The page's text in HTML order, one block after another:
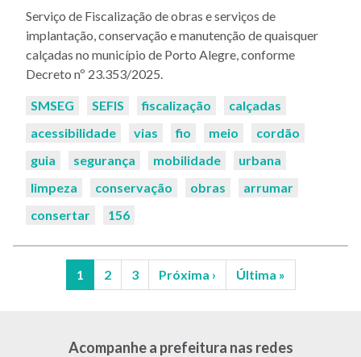
Serviço de Fiscalização de obras e serviços de
implantação, conservação e manutenção de quaisquer
calçadas no município de Porto Alegre, conforme
Decreto nº 23.353/2025.
Palavras-
SMSEG SEFIS fiscalização
calçadas
acessibilidade
vias fio meio
cordão
guia
segurança mobilidade
urbana
limpeza
conservação obras
arrumar
consertar
156
Página
atual
1 Página
2 Página
3
Próxima
página
Próxima ›
Última
página
Última »
Acompanhe a prefeitura nas redes